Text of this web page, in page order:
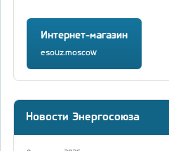
Интернет-магазин
esouz.moscow
Новости Энергосоюза